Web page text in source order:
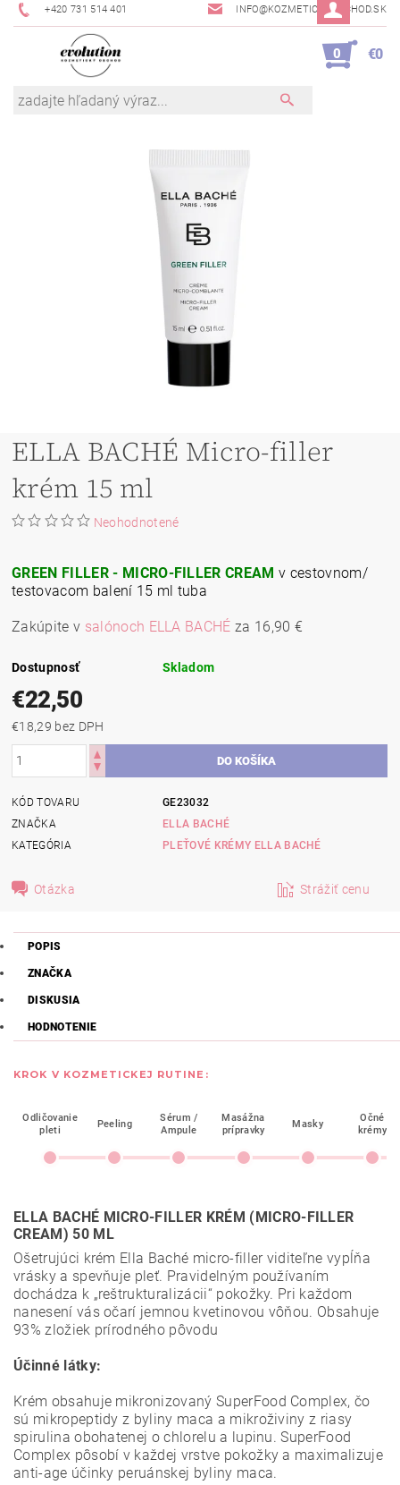
+420 731 514 401 INFO@KOZMETICKYOBCHOD.SK
0 €0
ELLA BACHÉ Micro-filler
krém 15 ml
Neohodnotené
GREEN FILLER - MICRO-FILLER CREAM v cestovnom/
testovacom balení 15 ml tuba
Zakúpite v salónoch ELLA BACHÉ za 16,90 €
Dostupnosť Skladom
€22,50
€18,29 bez DPH
KÓD TOVARU
GE23032
ZNAČKA
ELLA BACHÉ
KATEGÓRIA
PLEŤOVÉ KRÉMY ELLA BACHÉ
Otázka Strážiť cenu
POPIS
ZNAČKA
DISKUSIA
HODNOTENIE
KROK V KOZMETICKEJ RUTINE:
Odličovanie
pleti
Peeling
Sérum /
Ampule
Masážna
prípravky
Masky
Očné
krémy
ELLA BACHÉ MICRO-FILLER KRÉM (MICRO-FILLER
CREAM) 50 ML
Ošetrujúci krém Ella Baché micro-filler viditeľne vypĺňa
vrásky a spevňuje pleť. Pravidelným používaním
dochádza k „reštrukturalizácii“ pokožky. Pri každom
nanesení vás očarí jemnou kvetinovou vôňou. Obsahuje
93% zložiek prírodného pôvodu
Účinné látky:
Krém obsahuje mikronizovaný SuperFood Complex, čo
sú mikropeptidy z byliny maca a mikroživiny z riasy
spirulina obohatenej o chlorelu a lupinu. SuperFood
Complex pôsobí v každej vrstve pokožky a maximalizuje
anti-age účinky peruánskej byliny maca.